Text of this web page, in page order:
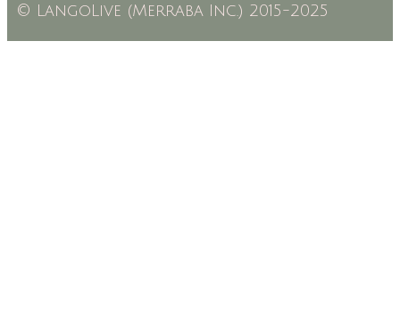
© LangoLive (Merraba Inc.) 2015-2025